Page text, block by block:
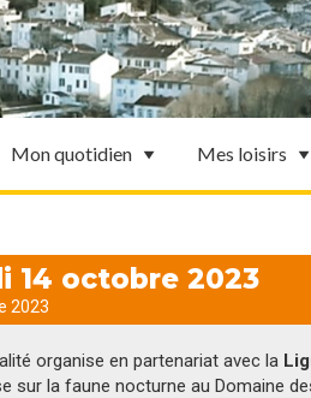
Mon quotidien Mes loisirs
14 octobre 2023
2023
organise en partenariat avec la
sur la faune nocturne au Domaine